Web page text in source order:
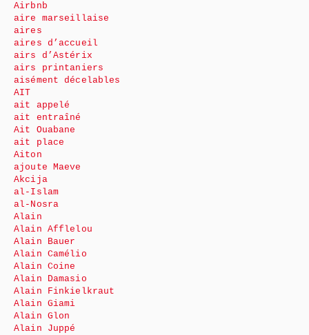
Airbnb
aire marseillaise
aires
aires d’accueil
airs d’Astérix
airs printaniers
aisément décelables
AIT
ait appelé
ait entraîné
Ait Ouabane
ait place
Aiton
ajoute Maeve
Akcija
al-Islam
al-Nosra
Alain
Alain Afflelou
Alain Bauer
Alain Camélio
Alain Coine
Alain Damasio
Alain Finkielkraut
Alain Giami
Alain Glon
Alain Juppé